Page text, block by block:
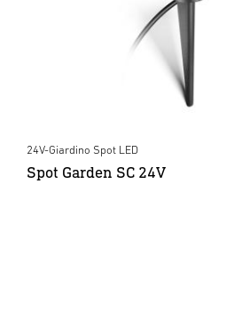
24V-Giardino Spot LED
Spot Garden SC 24V